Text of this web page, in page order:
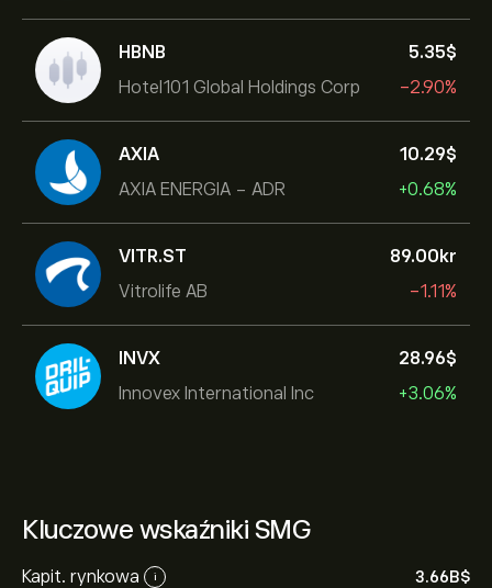
HBNB
Hotel101 Global Holdings Corp
5.35‎$‎
-2.90%
AXIA
AXIA ENERGIA - ADR
10.29‎$‎
+0.68%
VITR.ST
Vitrolife AB
89.00‎kr‎
-1.11%
INVX
Innovex International Inc
28.96‎$‎
+3.06%
Kluczowe wskaźniki SMG
Kapit. rynkowa i 3.66B‎$‎